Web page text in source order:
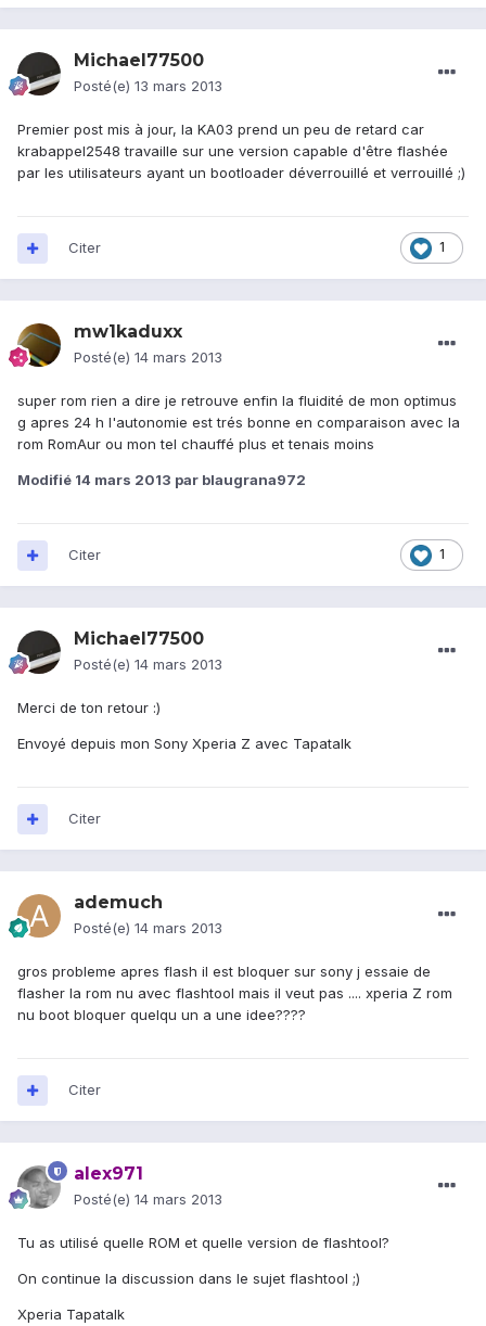
Michael77500
Posté(e) 13 mars 2013
Premier post mis à jour, la KA03 prend un peu de retard car
krabappel2548 travaille sur une version capable d'être flashée
par les utilisateurs ayant un bootloader déverrouillé et verrouillé ;)
1
Citer
mw1kaduxx
Posté(e) 14 mars 2013
super rom rien a dire je retrouve enfin la fluidité de mon optimus
g apres 24 h l'autonomie est trés bonne en comparaison avec la
rom RomAur ou mon tel chauffé plus et tenais moins
Modifié 14 mars 2013 par blaugrana972
1
Citer
Michael77500
Posté(e) 14 mars 2013
Merci de ton retour :)
Envoyé depuis mon Sony Xperia Z avec Tapatalk
Citer
ademuch
Posté(e) 14 mars 2013
gros probleme apres flash il est bloquer sur sony j essaie de
flasher la rom nu avec flashtool mais il veut pas .... xperia Z rom
nu boot bloquer quelqu un a une idee????
Citer
alex971
Posté(e) 14 mars 2013
Tu as utilisé quelle ROM et quelle version de flashtool?
On continue la discussion dans le sujet flashtool ;)
Xperia Tapatalk